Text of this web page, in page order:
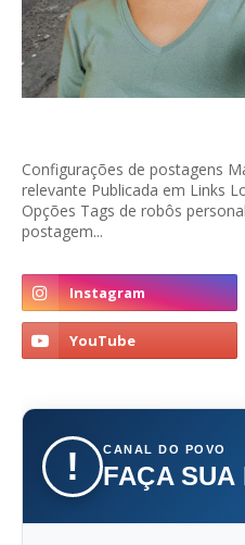
Configurações de postagens
relevante Publicada em Links
Opções Tags de robôs
postagem...
! CANAL DO POVO
FAÇA SUA